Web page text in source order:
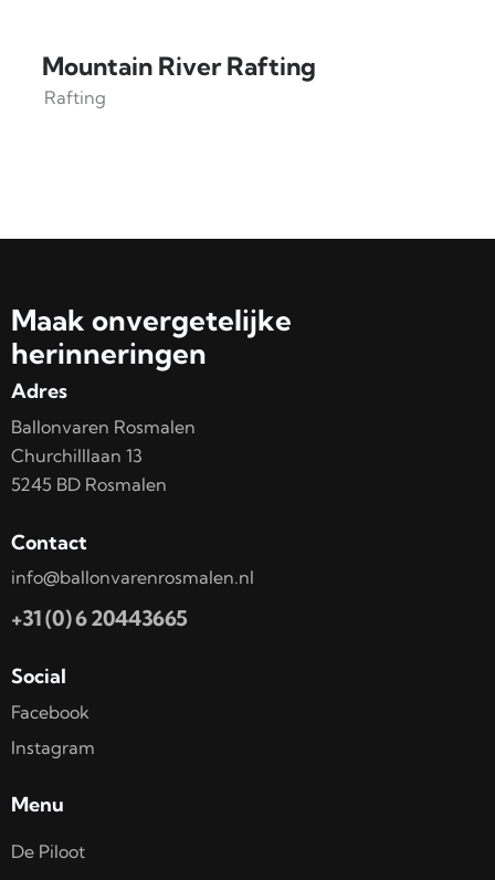
Mountain River Rafting
Rafting
Maak onvergetelijke
herinneringen
Adres
Ballonvaren Rosmalen
Churchilllaan 13
5245 BD Rosmalen
Contact
info@ballonvarenrosmalen.nl
+31 (0) 6 20443665
Social
Facebook
Instagram
Menu
De Piloot